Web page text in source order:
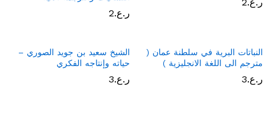
ر.ع.2
ر.ع.2
النباتات البرية في سلطنة عمان (
مترجم الى اللغة الانجليزية )
ر.ع.3
الشيخ سعيد بن جويد الصوري –
حياته وإنتاجه الفكري
ر.ع.3